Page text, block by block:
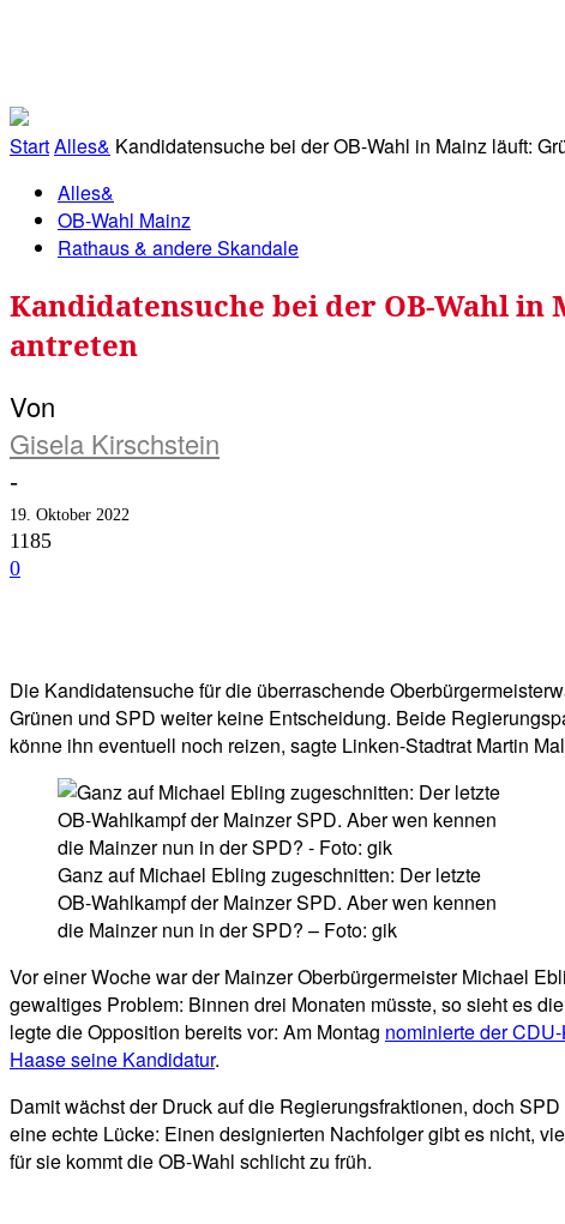
StartAlles& Kandidatensuche bei der OB-Wahl in Mainz läuft:
Alles&
OB-Wahl Mainz
Rathaus & andere Skandale
Kandidatensuche bei der OB-Wahl
antreten
Von
Gisela Kirschstein
-
19. Oktober 2022
1185
0
Die Kandidatensuche für die überraschende
Grünen und SPD weiter keine Entscheidung. Beide
könne ihn eventuell noch reizen, sagte Linken-Stadtrat Martin
Ganz auf Michael Ebling zugeschnitten: Der letzte
OB-Wahlkampf der Mainzer SPD. Aber wen kennen
die Mainzer nun in der SPD? – Foto: gik
Vor einer Woche war der Mainzer Oberbürgermeister Michael
gewaltiges Problem: Binnen drei Monaten müsste, so sieht es
legte die Opposition bereits vor: Am Montag nominierte der
Haase seine Kandidatur.
Damit wächst der Druck auf die Regierungsfraktionen, doch
eine echte Lücke: Einen designierten Nachfolger gibt es nicht,
für sie kommt die OB-Wahl schlicht zu früh.